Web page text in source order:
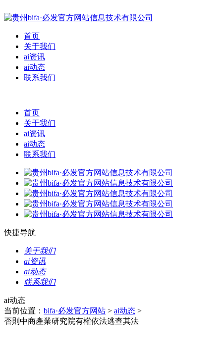
首页
关于我们
ai资讯
ai动态
联系我们
首页
关于我们
ai资讯
ai动态
联系我们
快捷导航
关于我们
ai资讯
ai动态
联系我们
ai动态
当前位置： bifa·必发官方网站 > ai动态 >
否則中商產業研究院有權依法逃查其法